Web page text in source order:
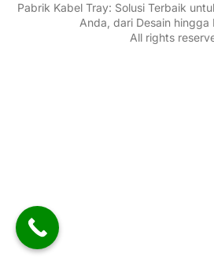
Pabrik Kabel Tray: Solusi Terbaik
Anda, dari Desain hingga
All rights